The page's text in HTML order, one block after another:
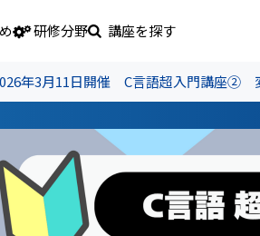
研修分野 講座を探す
年3月11日開催 C言語超入門講座②